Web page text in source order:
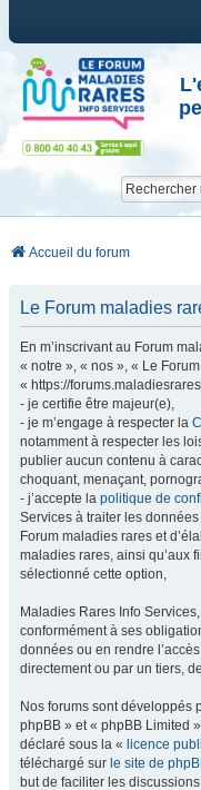
Accueil du forum
Le Forum maladies
En m’inscrivant au Forum
« notre », « nos », « Le
« https://
- je certifie être majeur(e),
- je m’engage à respecter la
notamment à respecter les
publier aucun contenu à
choquant, menaçant,
- j’accepte la politique de
Services à traiter les
Forum maladies rares et
maladies rares, ainsi qu’aux
sélectionné cette option,
Maladies Rares Info
conformément à ses
données ou en rendre
directement ou par un tiers,
Nos forums sont développés
phpBB » et « phpBB Limited
déclaré sous la « licence
téléchargé sur le site de
but de faciliter les